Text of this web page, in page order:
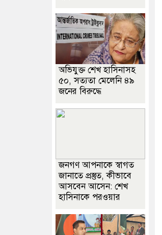
অভিযুক্ত শেখ হাসিনাসহ
৫০, সত্যতা মেলেনি ৪৯
জনের বিরুদ্ধে
জনগণ আপনাকে স্বাগত
জানাতে প্রস্তুত, কীভাবে
আসবেন আসেন: শেখ
হাসিনাকে পরওয়ার